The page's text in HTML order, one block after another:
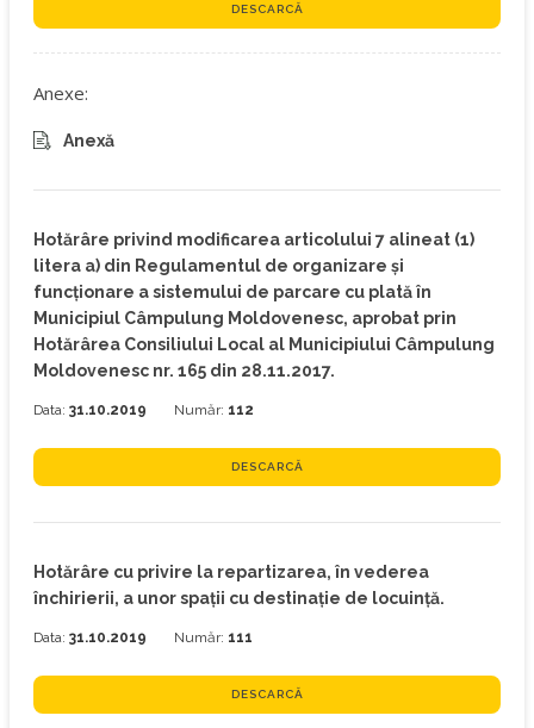
DESCARCĂ
Anexe:
Anexă
Hotărâre privind modificarea articolului 7 alineat (1)
litera a) din Regulamentul de organizare şi
funcţionare a sistemului de parcare cu plată în
Municipiul Câmpulung Moldovenesc, aprobat prin
Hotărârea Consiliului Local al Municipiului Câmpulung
Moldovenesc nr. 165 din 28.11.2017.
Data: 31.10.2019 Număr: 112
DESCARCĂ
Hotărâre cu privire la repartizarea, în vederea
închirierii, a unor spaţii cu destinaţie de locuinţă.
Data: 31.10.2019 Număr: 111
DESCARCĂ